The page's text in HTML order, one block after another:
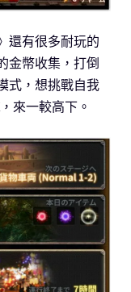
還有很多耐玩的
金幣收集，打倒
式，想挑戰自我
來一較高下。